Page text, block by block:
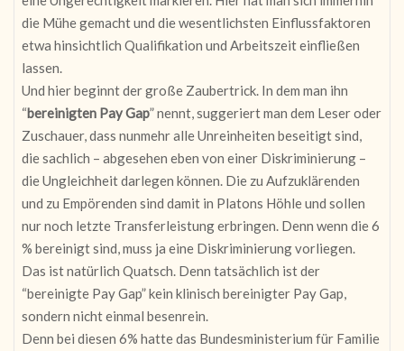
die Mühe gemacht und die wesentlichsten Einflussfaktoren
etwa hinsichtlich Qualifikation und Arbeitszeit einfließen
lassen.
Und hier beginnt der große Zaubertrick. In dem man ihn
“bereinigten Pay Gap” nennt, suggeriert man dem Leser oder
Zuschauer, dass nunmehr alle Unreinheiten beseitigt sind,
die sachlich – abgesehen eben von einer Diskriminierung –
die Ungleichheit darlegen können. Die zu Aufzuklärenden
und zu Empörenden sind damit in Platons Höhle und sollen
nur noch letzte Transferleistung erbringen. Denn wenn die 6
% bereinigt sind, muss ja eine Diskriminierung vorliegen.
Das ist natürlich Quatsch. Denn tatsächlich ist der
“bereinigte Pay Gap” kein klinisch bereinigter Pay Gap,
sondern nicht einmal besenrein.
Denn bei diesen 6% hatte das Bundesministerium für Familie